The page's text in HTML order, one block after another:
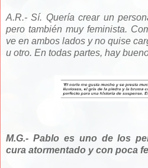
A.R.- Sí. Quería crear un
pero también muy feminista.
ve en ambos lados y no quise
u otro. En todas partes, hay
M.G.- Pablo es uno de los
cura atormentado y con poca